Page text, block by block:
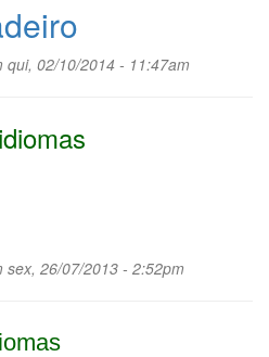
02/10/2014 - 11:47am
26/07/2013 - 2:52pm